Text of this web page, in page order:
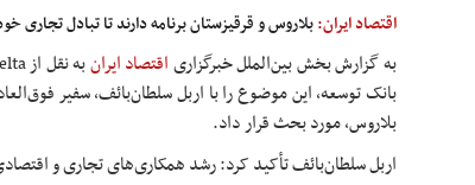
اقتصاد ایران:بلاروس و قرقیزستان برنامه دارند تا تبادل
به گزارش بخش بین‌الملل خبرگزاریاقتصاد ایران
بانک توسعه، این موضوع را با اربل سلطان‌بائف، سفیر
بلاروس، مورد بحث قرار داد.
اربل سلطان‌بائف تأکید کرد: رشد همکاری‌های تجاری و